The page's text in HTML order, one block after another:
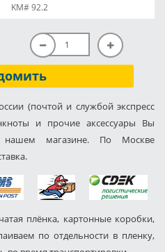
KM# 92.2
(почтой и службой экспресс
и прочие аксессуары Вы
магазине. По Москве
плёнка, картонные коробки,
по отдельности в пленку,